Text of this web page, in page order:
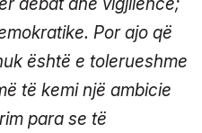
Por ajo që
është e tolerueshme
të kemi një ambicie
para se të